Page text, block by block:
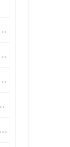
庄pe保护膜价格 塑料薄膜
塑料外壳导光板亚克力板膜操作方便
合金门窗多种颜色支持定制生产
残胶铝合金窗框保护胶带
佳诺镀锌板保护膜 彩钢板保护pe保护膜